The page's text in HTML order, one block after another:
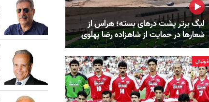
لیگ برتر پشت درهای بسته؛ هراس از
شعارها در حمایت از شاهزاده رضا پهلوی
فوتبال